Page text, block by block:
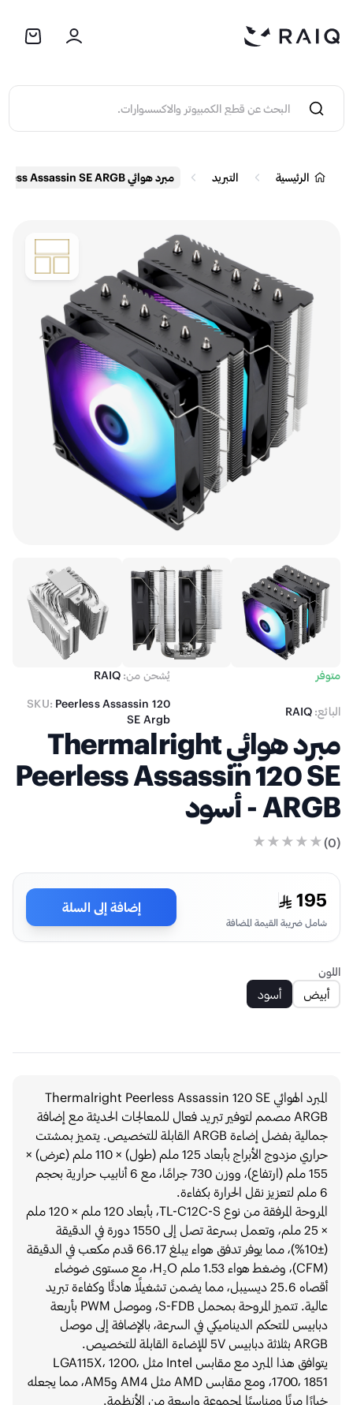
الرئيسية التبريد مبرد هوائي Thermalright Peerless Assassin SE ARGB
متوفر يُشحن من: RAIQ
البائع: RAIQ
SKU: Peerless Assassin 120
SE Argb
مبرد هوائي Thermalright
Peerless Assassin 120 SE
ARGB - أسود
(
0
)
195
شامل ضريبة القيمة المضافة
إضافة إلى السلة
اللون
أبيض أسود
المبرد الهوائي Thermalright Peerless Assassin 120 SE
ARGB مصمم لتوفير تبريد فعال للمعالجات الحديثة مع إضافة
جمالية بفضل إضاءة ARGB القابلة للتخصيص. يتميز بمشتت
حراري مزدوج الأبراج بأبعاد 125 ملم (طول) × 110 ملم (عرض) ×
155 ملم (ارتفاع)، ووزن 730 جرامًا، مع 6 أنابيب حرارية بحجم
6 ملم لتعزيز نقل الحرارة بكفاءة.
المروحة المرفقة من نوع TL-C12C-S، بأبعاد 120 ملم × 120 ملم
× 25 ملم، وتعمل بسرعة تصل إلى 1550 دورة في الدقيقة
(±10%)، مما يوفر تدفق هواء يبلغ 66.17 قدم مكعب في الدقيقة
(CFM)، وضغط هواء 1.53 ملم H₂O، مع مستوى ضوضاء
أقصاه 25.6 ديسيبل، مما يضمن تشغيلًا هادئًا وكفاءة تبريد
عالية. تتميز المروحة بمحمل S-FDB، وموصل PWM بأربعة
دبابيس للتحكم الديناميكي في السرعة، بالإضافة إلى موصل
ARGB بثلاثة دبابيس 5V للإضاءة القابلة للتخصيص.
يتوافق هذا المبرد مع مقابس Intel مثل LGA115X، 1200،
1700، 1851، ومع مقابس AMD مثل AM4 وAM5، مما يجعله
خيارًا مرنًا ومناسبًا لمجموعة واسعة من الأنظمة.